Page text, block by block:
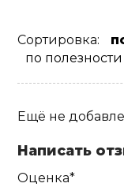
Сортировка:
по полезности
Ещё не
Написать
Оценка*